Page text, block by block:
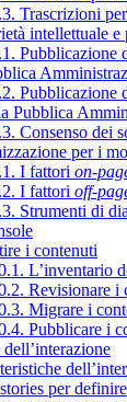
Trascrizioni
intellettuale e
Pubblicazione
Pubblicazione
Pubblica
Consenso dei
per i
I fattori on-
I fattori off-
Strumenti di
i contenuti
L’inventario
Revisionare i
Migrare i
Pubblicare i
per